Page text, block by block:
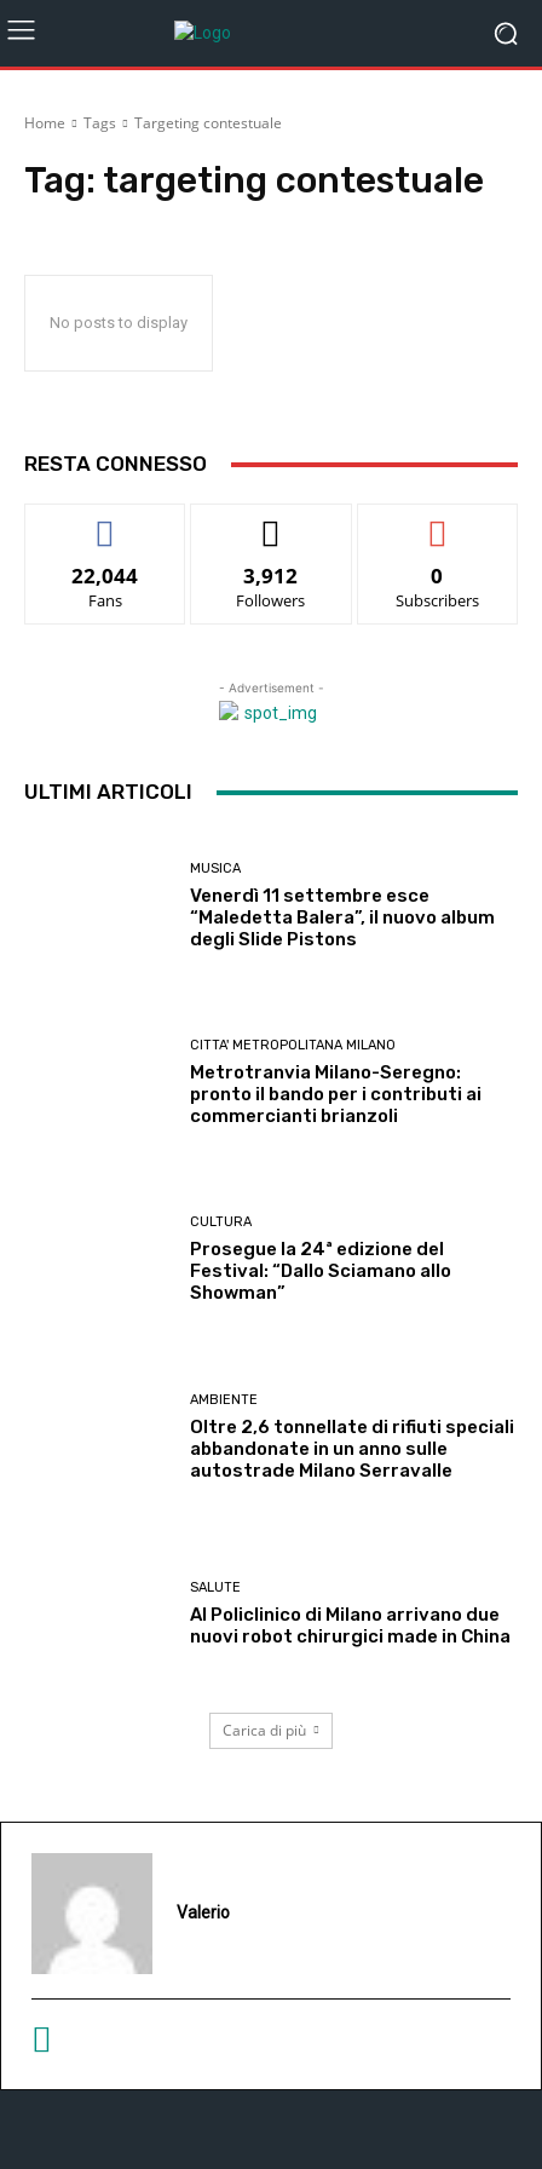
Home Tags Targeting contestuale
Tag: targeting contestuale
No posts to display
RESTA CONNESSO
22,044
Fans
3,912
Followers
0
Subscribers
- Advertisement -
ULTIMI ARTICOLI
MUSICA
Venerdì 11 settembre esce
“Maledetta Balera”, il nuovo album
degli Slide Pistons
CITTA' METROPOLITANA MILANO
Metrotranvia Milano-Seregno:
pronto il bando per i contributi ai
commercianti brianzoli
CULTURA
Prosegue la 24ª edizione del
Festival: “Dallo Sciamano allo
Showman”
AMBIENTE
Oltre 2,6 tonnellate di rifiuti speciali
abbandonate in un anno sulle
autostrade Milano Serravalle
SALUTE
Al Policlinico di Milano arrivano due
nuovi robot chirurgici made in China
Carica di più
Valerio